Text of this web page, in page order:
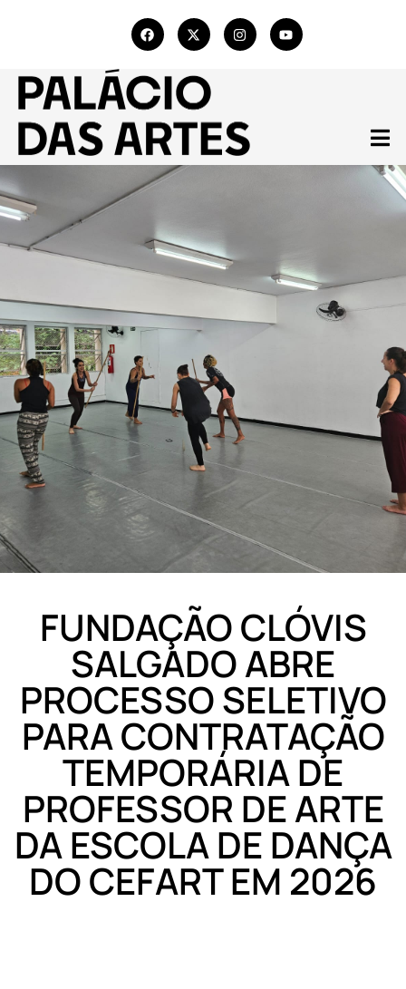
FUNDAÇÃO CLÓVIS
SALGADO ABRE
PROCESSO SELETIVO
PARA CONTRATAÇÃO
TEMPORÁRIA DE
PROFESSOR DE ARTE
DA ESCOLA DE DANÇA
DO CEFART EM 2026